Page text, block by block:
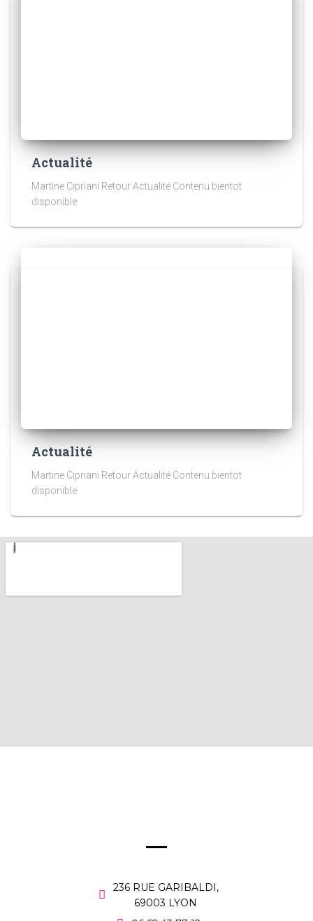
Actualité
Martine Cipriani Retour Actualité Contenu bientot
disponible
Actualité
Martine Cipriani Retour Actualité Contenu bientot
disponible
236 RUE GARIBALDI,
69003 LYON